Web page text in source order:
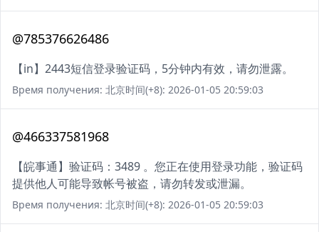
@785376626486
【in】2443短信登录验证码，5分钟内有效，请勿泄露。
Время получения: 北京时间(+8): 2026-01-05 20:59:03
@466337581968
【皖事通】验证码：3489 。您正在使用登录功能，验证码
提供他人可能导致帐号被盗，请勿转发或泄漏。
Время получения: 北京时间(+8): 2026-01-05 20:59:03